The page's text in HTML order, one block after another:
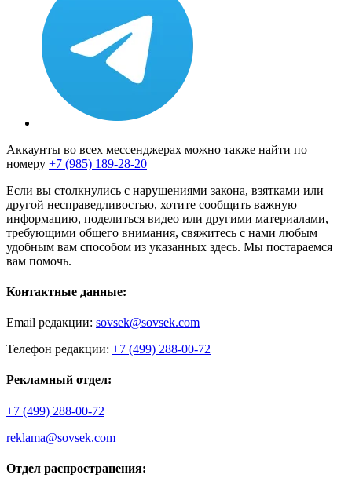
Аккаунты во всех мессенджерах можно также найти по
номеру +7 (985) 189-28-20
Если вы столкнулись с нарушениями закона, взятками или
другой несправедливостью, хотите сообщить важную
информацию, поделиться видео или другими материалами,
требующими общего внимания, свяжитесь с нами любым
удобным вам способом из указанных здесь. Мы постараемся
вам помочь.
Контактные данные:
Email редакции: sovsek@sovsek.com
Телефон редакции: +7 (499) 288-00-72
Рекламный отдел:
+7 (499) 288-00-72
reklama@sovsek.com
Отдел распространения: